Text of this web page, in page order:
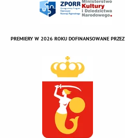
PREMIERY W 2026 ROKU DOFINANSOWANE PRZEZ